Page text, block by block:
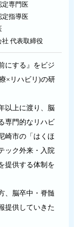
定専門医
定指導医
社 代表取締役
にする』をビジ
×リハビリ)の研
以上に渡り、脳
専門的なリハビ
崎市の「はくほ
ック外来・入院
提供する体制を
、脳卒中・脊髄
提供していきた